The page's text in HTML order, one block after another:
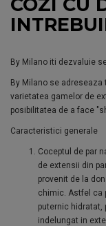
By Milano iti dezvaluie
By Milano se
varietatea gamelor de
posibilitatea de a face
Caracteristici generale
Coceptul de par
de extensii din
provenit de la
chimic. Astfel ca
puternic hidratat,
indelungat in